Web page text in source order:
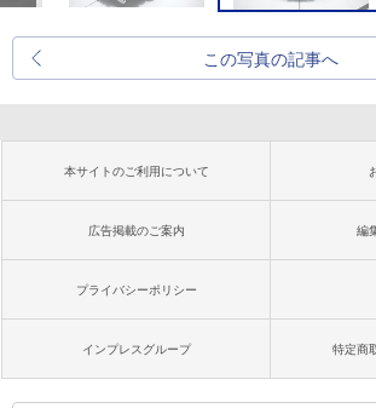
この写真の記事へ
本サイトのご利用について
広告掲載のご案内 編
プライバシーポリシー
インプレスグループ 特定商